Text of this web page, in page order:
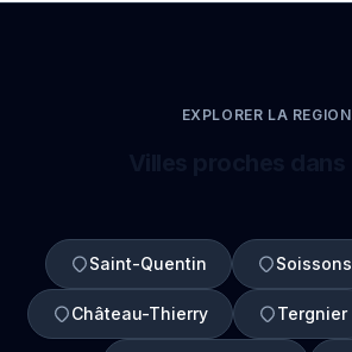
EXPLORER LA REGION
Saint-Quentin Soissons
Château-Thierry Tergnier